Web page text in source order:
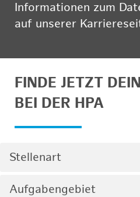
Informationen zum
auf unserer
FINDE JETZT
BEI DER HPA
Stellenart
Aufgabengebiet